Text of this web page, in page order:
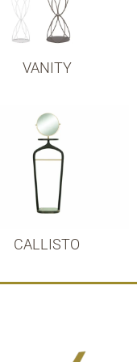
VANITY
CALLISTO